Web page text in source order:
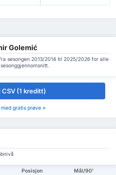
Golemić
sesongen 2013/2014 til 2025/2026 for alle
CSV (1 kreditt)
gratis prøve »
Posisjon Mål/90'